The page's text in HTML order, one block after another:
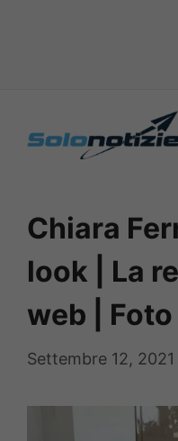
Chiara
look | La
web | Foto
Settembre 12, 2021